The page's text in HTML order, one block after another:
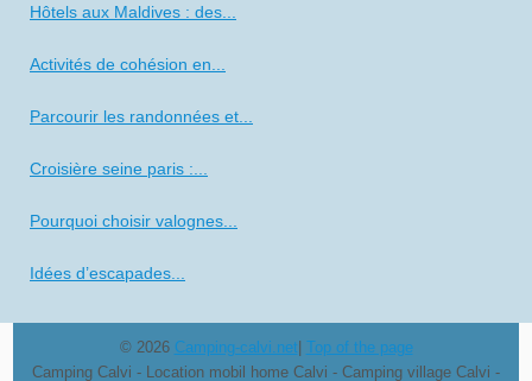
Hôtels aux Maldives : des...
Activités de cohésion en...
Parcourir les randonnées et...
Croisière seine paris :...
Pourquoi choisir valognes...
Idées d’escapades...
© 2026 Camping-calvi.net Top of the page
Camping Calvi - Location mobil home Calvi - Camping village Calvi -